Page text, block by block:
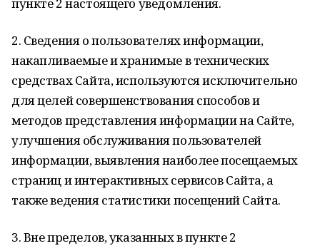
2. Сведения о пользователях информации,
накапливаемые и хранимые в технических
средствах Сайта, используются исключительно
для целей совершенствования способов и
методов представления информации на Сайте,
улучшения обслуживания пользователей
информации, выявления наиболее посещаемых
страниц и интерактивных сервисов Сайта, а
также ведения статистики посещений Сайта.
3. Вне пределов, указанных в пункте 2